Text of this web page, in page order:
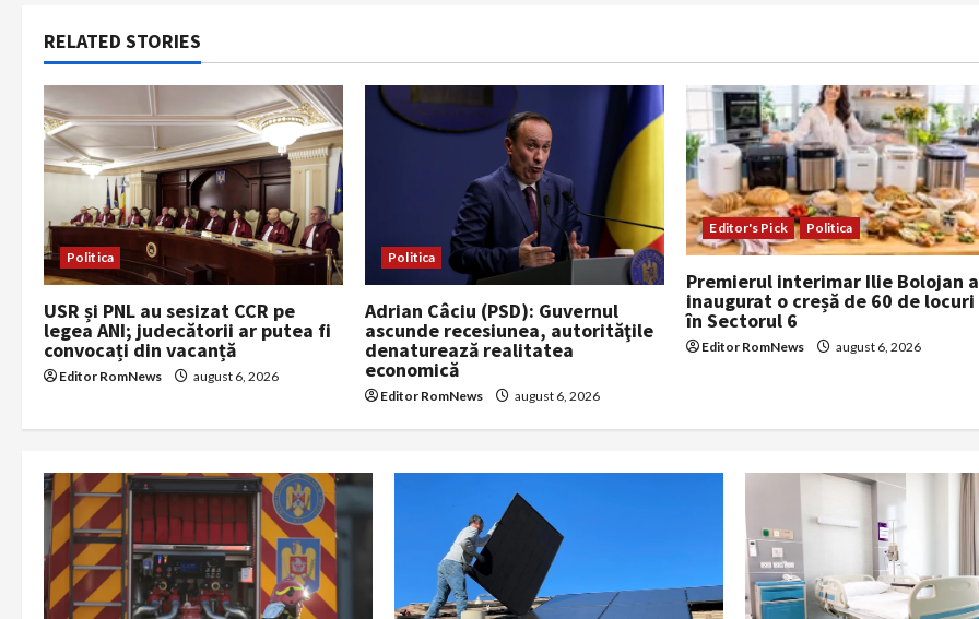
n
a
v
i
g
a
t
i
RELATED STORIES
Politica
USR și PNL au sesizat CCR pe
legea ANI; judecătorii ar putea fi
convocați din vacanță
Editor RomNews august 6, 2026
Politica
Adrian Câciu (PSD): Guvernul
ascunde recesiunea, autorităţile
denaturează realitatea
economică
Editor RomNews august 6, 2026
Editor's Pick Politica
Premierul interimar Ilie Bolojan a
inaugurat o creșă de 60 de locuri
în Sectorul 6
Editor RomNews august 6, 2026